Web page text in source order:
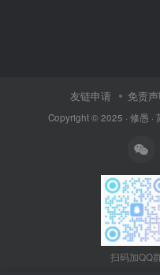
友链申请 免责
Copyright © 2025 · 修愚 ·
扫码加QQ